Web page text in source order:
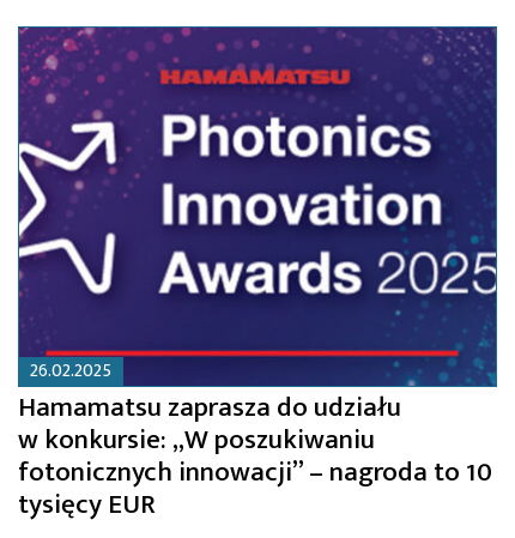
26.02.2025
Hamamatsu zaprasza do udziału
w konkursie: „W poszukiwaniu
fotonicznych innowacji” – nagroda to 10
tysięcy EUR